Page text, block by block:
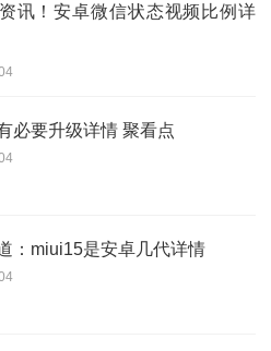
讯！安卓微信状态视频比例详
必要升级详情 聚看点
：miui15是安卓几代详情